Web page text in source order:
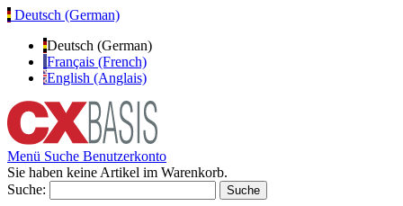
Deutsch (German)
Deutsch (German)
Français (French)
English (Anglais)
Menü Suche Benutzerkonto
Sie haben keine Artikel im Warenkorb.
Suche:
Suche